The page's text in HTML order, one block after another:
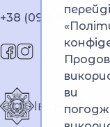
+38 (096) 080 3121
Івано-
ви